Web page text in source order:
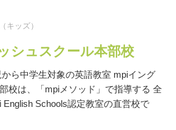
キッズ）
シュスクール本部校
ら中学生対象の英語教室 mpiイング
校は、「mpiメソッド」で指導する 全
English Schools認定教室の直営校で